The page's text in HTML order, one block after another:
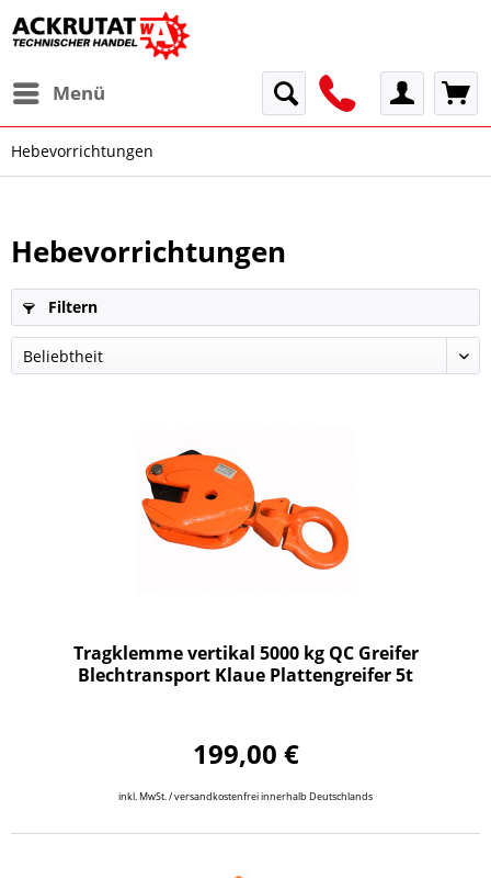
Menü
Hebevorrichtungen
Hebevorrichtungen
Filtern
Tragklemme vertikal 5000 kg QC Greifer
Blechtransport Klaue Plattengreifer 5t
199,00 €
inkl. MwSt. / versandkostenfrei innerhalb Deutschlands